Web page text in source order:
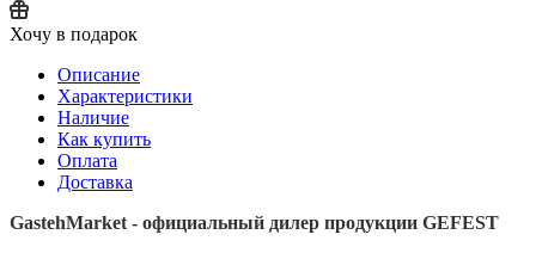
Хочу в подарок
Описание
Характеристики
Наличие
Как купить
Оплата
Доставка
GastehMarket - официальный дилер продукции GEFEST